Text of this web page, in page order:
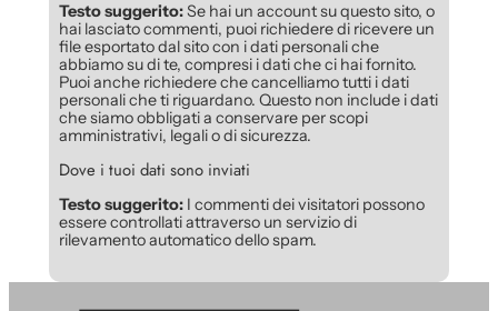
Testo suggerito:Se hai un account su questo sito, o
hai lasciato commenti, puoi richiedere di ricevere un
file esportato dal sito con i dati personali che
abbiamo su di te, compresi i dati che ci hai fornito.
Puoi anche richiedere che cancelliamo tutti i dati
personali che ti riguardano. Questo non include i dati
che siamo obbligati a conservare per scopi
amministrativi, legali o di sicurezza.
Dove i tuoi dati sono inviati
Testo suggerito: I commenti dei visitatori possono
essere controllati attraverso un servizio di
rilevamento automatico dello spam.